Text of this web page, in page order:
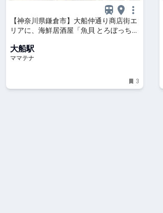
【神奈川県鎌倉市】大船仲通り商店街エ
リアに、海鮮居酒屋「魚貝 とろぼっち
大船駅
ママテナ
3